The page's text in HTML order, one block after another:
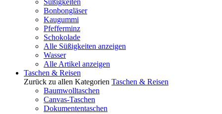
Süßigkeiten
Bonbongläser
Kaugummi
Pfefferminz
Schokolade
Alle Süßigkeiten anzeigen
Wasser
Alle Artikel anzeigen
Taschen & Reisen
Zurück zu allen Kategorien Taschen & Reisen
Baumwolltaschen
Canvas-Taschen
Dokumententaschen